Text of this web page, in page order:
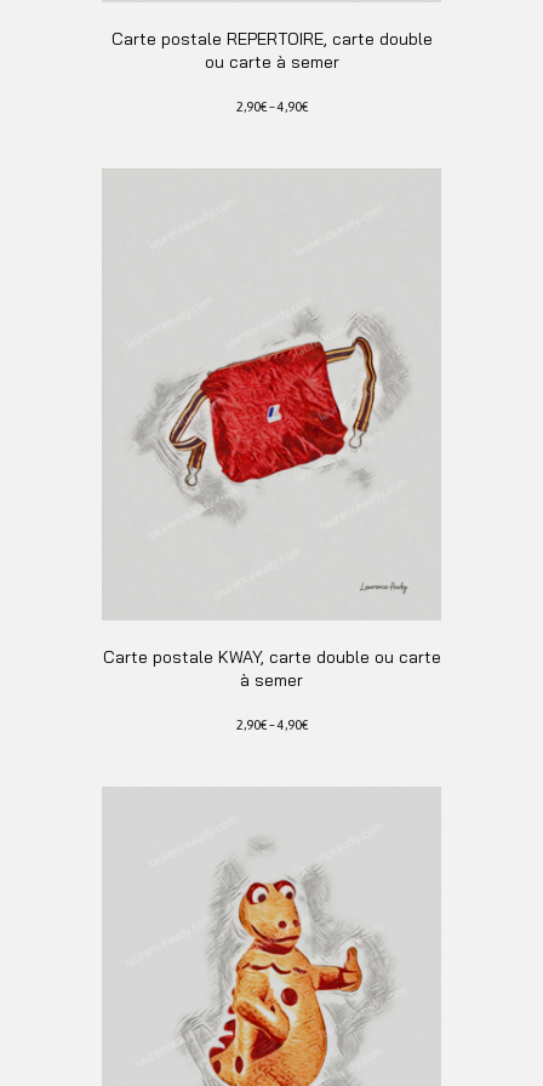
Carte postale REPERTOIRE, carte double
ou carte à semer
2,90€–4,90€
peuvent
être
choisies
sur
la
page
du
produit
Carte postale KWAY, carte double ou carte
à semer
2,90€–4,90€
variations.
Les
options
peuvent
être
choisies
sur
la
page
du